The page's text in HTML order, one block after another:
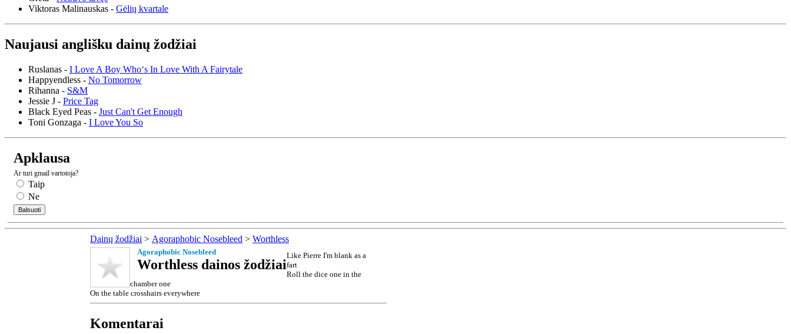
Viktoras Malinauskas - Gėlių kvartale
Naujausi anglišku dainų žodžiai
Ruslanas - I Love A Boy Who‘s In Love With A Fairytale
Happyendless - No Tomorrow
Rihanna - S&M
Jessie J - Price Tag
Black Eyed Peas - Just Can't Get Enough
Toni Gonzaga - I Love You So
Apklausa
Ar turi gmail vartotoja?
Taip
Ne
Dainų žodžiai > Agoraphobic Nosebleed > Worthless
Agoraphobic Nosebleed
Worthless dainos žodžiai
Like Pierre I'm blank as a
fart
Roll the dice one in the
chamber one
On the table crosshairs everywhere
Komentarai